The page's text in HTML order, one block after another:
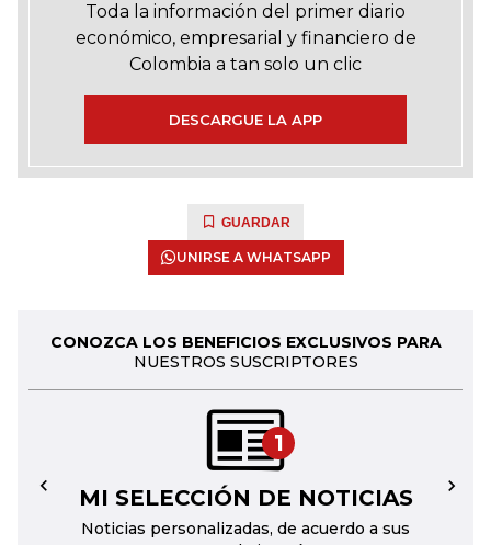
Toda la información del primer diario
económico, empresarial y financiero de
Colombia a tan solo un clic
DESCARGUE LA APP
GUARDAR
UNIRSE A WHATSAPP
CONOZCA LOS BENEFICIOS EXCLUSIVOS PARA
NUESTROS SUSCRIPTORES
1
MI SELECCIÓN DE NOTICIAS
Noticias personalizadas, de acuerdo a sus
← →